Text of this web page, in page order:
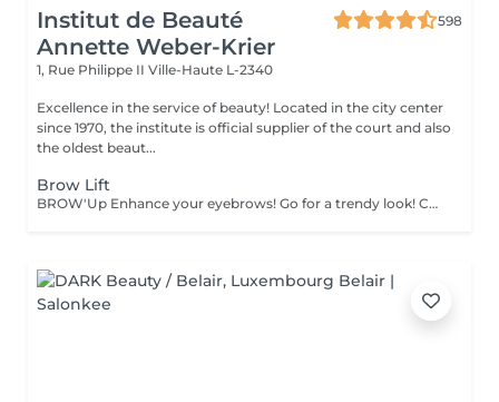
Institut de Beauté
Annette Weber-Krier
598
1, Rue Philippe II Ville-Haute L-2340
Excellence in the service of beauty! Located in the city center
since 1970, the institute is official supplier of the court and also
the oldest beaut...
Brow Lift
BROW'Up Enhance your eyebrows! Go for a trendy look! Check out this latest trend! The principle consists in modifying the movement of your hairs in a lasting way (+/- 6 weeks) by raising them upwards and / or in their natural movement. Why ? The eyebrow will be more open, denser, it will open the eyes considerably. Widely used by the greatest make-up artists, styling the eyebrow upwards has a real impact on the eyes, which appear to be lifted, enhanced. Also widely used in Latin America and Asia, as the hairs tend to fall down. This technique allows them to be disciplined to obtain a harmonious line. Very useful also for eyebrows which curl, which take bad folds, or which are too long. The goal is to tack them in the most optimal direction. Gentlemen, this technique may also be suitable for you to discipline eyebrow volumes! Sublime marriage with 3D / HD Brow dye